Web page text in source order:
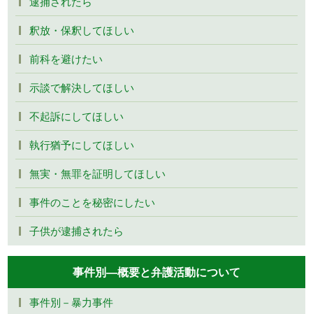
釈放・保釈してほしい
前科を避けたい
示談で解決してほしい
不起訴にしてほしい
執行猶予にしてほしい
無実・無罪を証明してほしい
事件のことを秘密にしたい
子供が逮捕されたら
事件別―概要と弁護活動について
事件別－暴力事件